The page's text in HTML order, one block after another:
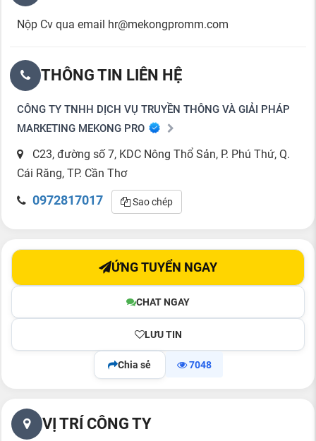
Nộp Cv qua email hr@mekongpromm.com
THÔNG TIN LIÊN HỆ
CÔNG TY TNHH DỊCH VỤ TRUYỀN THÔNG VÀ GIẢI PHÁP
MARKETING MEKONG PRO
C23, đường số 7, KDC Nông Thổ Sản, P. Phú Thứ, Q.
Cái Răng, TP. Cần Thơ
0972817017 Sao chép
CHAT NGAY
LƯU TIN
ỨNG TUYỂN NGAY
Chia sẻ 7048
VỊ TRÍ CÔNG TY